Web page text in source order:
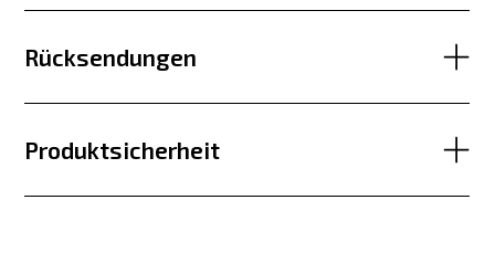
Rücksendungen
Produktsicherheit